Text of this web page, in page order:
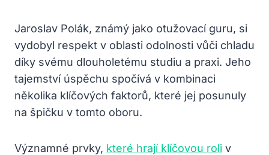
Jaroslav​ Polák, známý jako otužovací guru, si
vydobyl respekt ⁤v oblasti odolnosti vůči‌ chladu
díky svému ⁣dlouholetému studiu a praxi. Jeho ​
tajemství úspěchu ⁤spočívá v kombinaci‌
několika klíčových faktorů,⁣ které jej posunuly⁤
na špičku v ⁣tomto⁣ oboru.
Významné prvky, které hrají klíčovou roli ⁤ v